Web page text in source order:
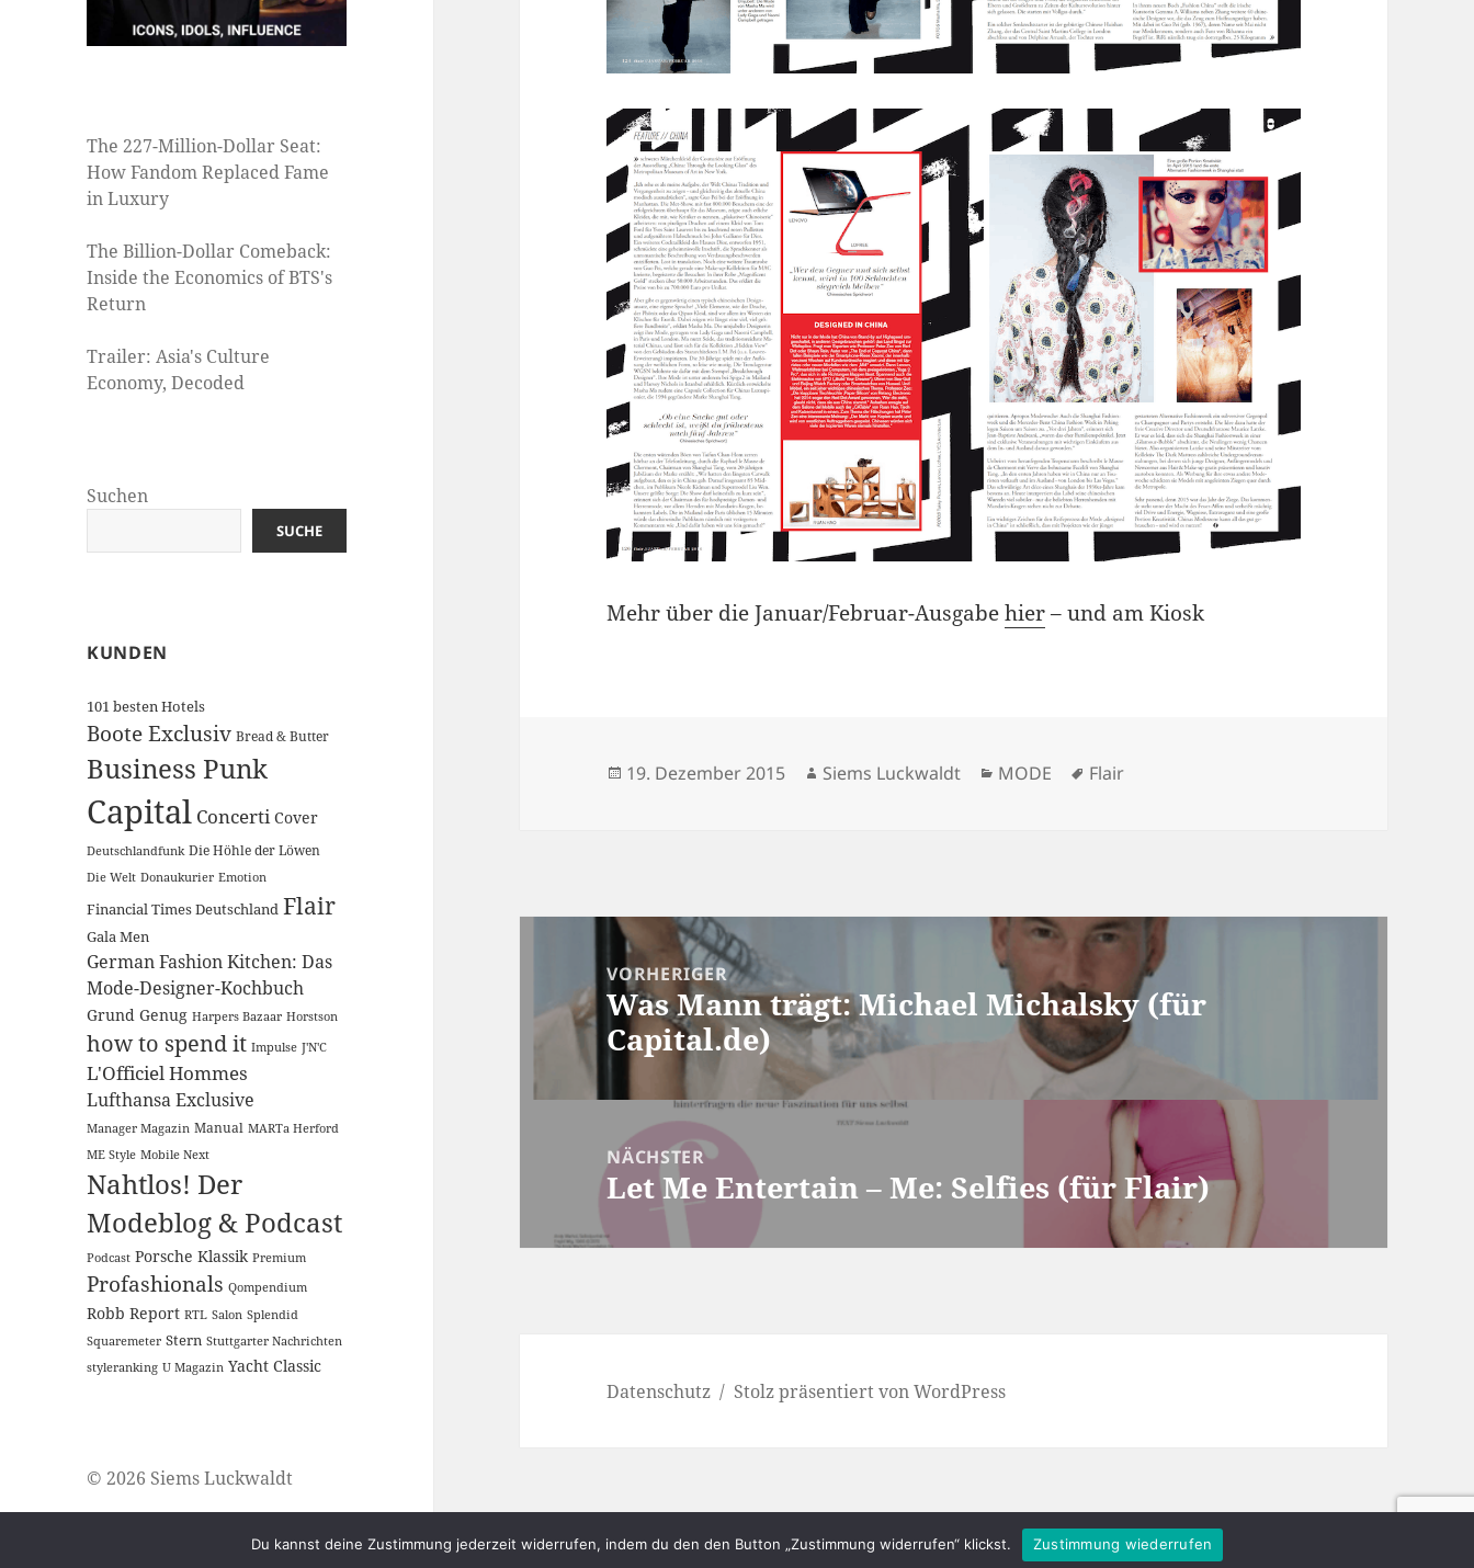
The 227-Million-Dollar Seat:
How Fandom Replaced Fame
in Luxury
The Billion-Dollar Comeback:
Inside the Economics of BTS's
Return
Trailer: Asia's Culture
Economy, Decoded
Suchen
SUCHE
KUNDEN
101 besten Hotels
Boote Exclusiv Bread & Butter
Business Punk
Capital Concerti Cover
Deutschlandfunk Die Höhle der Löwen
Die Welt Donaukurier Emotion
Financial Times Deutschland Flair
Gala Men
German Fashion Kitchen: Das
Mode-Designer-Kochbuch
Grund Genug Harpers Bazaar Horstson
how to spend it Impulse J'N'C
L'Officiel Hommes
Lufthansa Exclusive
Manager Magazin Manual MARTa Herford
ME Style Mobile Next
Nahtlos! Der
Modeblog & Podcast
Podcast Porsche Klassik Premium
Profashionals Qompendium
Robb Report RTL Salon Splendid
Squaremeter Stern Stuttgarter Nachrichten
styleranking U Magazin Yacht Classic
© 2026 Siems Luckwaldt
Mehr über die Januar/Februar-Ausgabehier– und am Kiosk
Veröffentlicht
19. Dezember 2015 Autor
Siems Luckwaldt Kategorien
MODE Schlagwörter
Flair
Beitragsnavigation
VORHERIGER
Vorheriger
Beitrag:
Was Mann trägt: Michael Michalsky (für
Capital.de)
NÄCHSTER
Nächster
Beitrag:
Let Me Entertain – Me: Selfies (für Flair)
Datenschutz Stolz präsentiert von WordPress
Du kannst deine Zustimmung jederzeit widerrufen, indem du den den Button „Zustimmung widerrufen“ klickst. Zustimmung wiederrufen